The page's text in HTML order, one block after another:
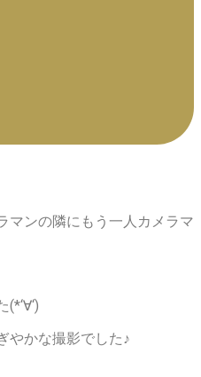
マンの隣にもう一人カメラマ
やかな撮影でした♪